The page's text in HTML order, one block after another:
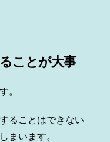
ことが大事
。
ることはできない
まいます。